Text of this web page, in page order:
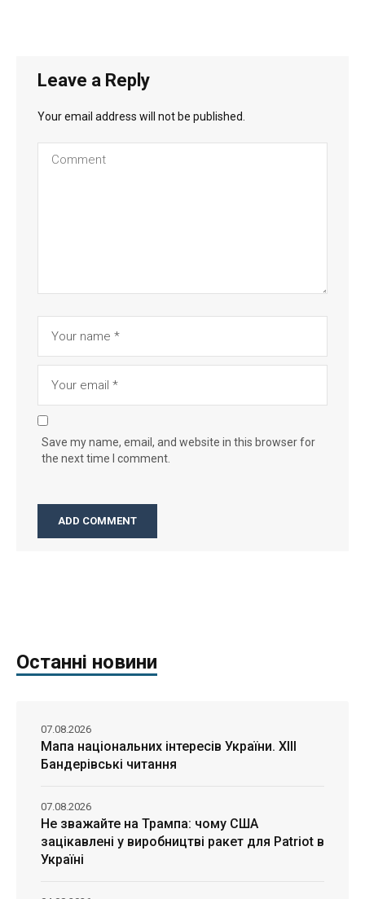
Leave a Reply
Your email address will not be published.
Save my name, email, and website in this browser for
the next time I comment.
Останні новини
Мапа національних інтересів України. ХІІІ
Бандерівські читання
07.08.2026
Не зважайте на Трампа: чому США
зацікавлені у виробництві ракет для Patriot в
Україні
07.08.2026